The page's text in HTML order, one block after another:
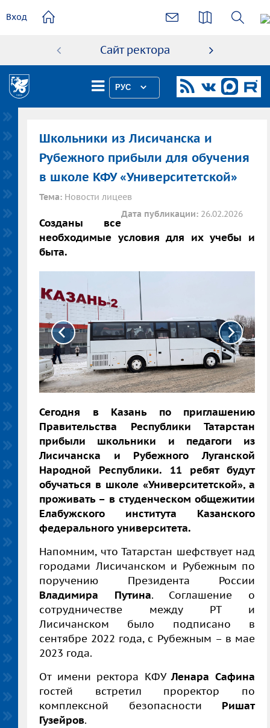
содержанию
Вход
Сайт ректора
РУС
Школьники из Лисичанска и
Рубежного прибыли для обучения
в школе КФУ «Университетской»
Тема: Новости лицеев
Дата публикации: 26.02.2026
Созданы все
необходимые условия для их учебы и
быта.
Сегодня в Казань по приглашению
Правительства Республики Татарстан
прибыли школьники и педагоги из
Лисичанска и Рубежного Луганской
Народной Республики. 11 ребят будут
обучаться в школе «Университетской», а
проживать – в студенческом общежитии
Елабужского института Казанского
федерального университета.
Напомним, что Татарстан шефствует над
городами Лисичанском и Рубежным по
поручению Президента России
Владимира Путина. Соглашение о
сотрудничестве между РТ и
Лисичанском было подписано в
сентябре 2022 года, с Рубежным – в мае
2023 года.
От имени ректора КФУЛенара Сафина
гостей встретил проректор по
комплексной безопасности Ришат
Гузейров.